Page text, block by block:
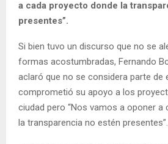
a cada proyecto donde la
presentes”.
Si bien tuvo un discurso que no se
formas acostumbradas, Fernando
aclaró que no se considera parte de
comprometió su apoyo a los
ciudad pero “Nos vamos a oponer a
la transparencia no estén presentes”.